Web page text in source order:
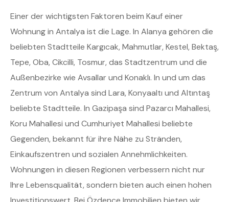
Einer der wichtigsten Faktoren beim Kauf einer
Wohnung in Antalya ist die Lage. In Alanya gehören die
beliebten Stadtteile Kargıcak, Mahmutlar, Kestel, Bektaş,
Tepe, Oba, Cikcilli, Tosmur, das Stadtzentrum und die
Außenbezirke wie Avsallar und Konaklı. In und um das
Zentrum von Antalya sind Lara, Konyaaltı und Altıntaş
beliebte Stadtteile. In Gazipaşa sind Pazarcı Mahallesi,
Koru Mahallesi und Cumhuriyet Mahallesi beliebte
Gegenden, bekannt für ihre Nähe zu Stränden,
Einkaufszentren und sozialen Annehmlichkeiten.
Wohnungen in diesen Regionen verbessern nicht nur
Ihre Lebensqualität, sondern bieten auch einen hohen